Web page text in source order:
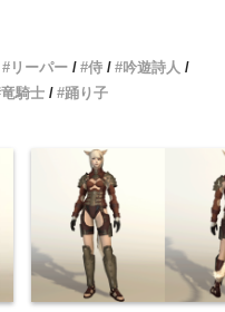
リーパー 侍
吟遊詩人
竜騎士 踊り子